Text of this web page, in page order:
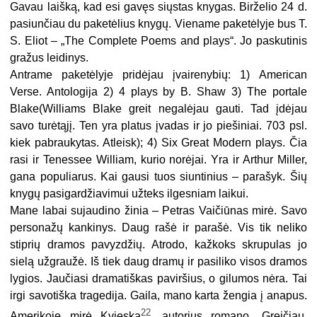
Gavau laišką, kad esi gavęs siųstas knygas. Birželio 24 d.
pasiunčiau du paketėlius knygų. Viename paketėlyje bus T.
S. Eliot – „The Complete Poems and plays“. Jo paskutinis
gražus leidinys.
Antrame paketėlyje pridėjau įvairenybių: 1) American
Verse. Antologija 2) 4 plays by B. Shaw 3) The portale
Blake(Williams Blake greit negalėjau gauti. Tad įdėjau
savo turėtąjį. Ten yra platus įvadas ir jo piešiniai. 703 psl.
kiek pabraukytas. Atleisk); 4) Six Great Modern plays. Čia
rasi ir Tenessee William, kurio norėjai. Yra ir Arthur Miller,
gana populiarus. Kai gausi tuos siuntinius – parašyk. Šių
knygų pasigardžiavimui užteks ilgesniam laikui.
Mane labai sujaudino žinia – Petras Vaičiūnas mirė. Savo
personažų kankinys. Daug rašė ir parašė. Vis tik neliko
stiprių dramos pavyzdžių. Atrodo, kažkoks skrupulas jo
sielą užgraužė. Iš tiek daug dramų ir pasiliko visos dramos
lygios. Jaučiasi dramatiškas paviršius, o gilumos nėra. Tai
irgi savotiška tragedija. Gaila, mano karta žengia į anapus.
22